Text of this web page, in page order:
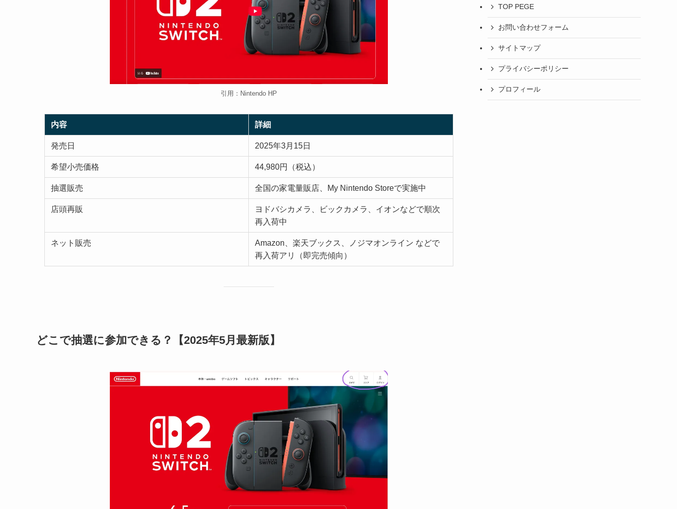
引用：Nintendo HP
内容 詳細
発売日 2025年3月15日
希望小売価格 44,980円（税込）
抽選販売 全国の家電量販店、My Nintendo Storeで実施中
店頭再販
ヨドバシカメラ、ビックカメラ、イオンなどで順次
再入荷中
ネット販売
Amazon、楽天ブックス、ノジマオンライン などで
再入荷アリ（即完売傾向）
どこで抽選に参加できる？【2025年5月最新版】
TOP PEGE
お問い合わせフォーム
サイトマップ
プライバシーポリシー
プロフィール